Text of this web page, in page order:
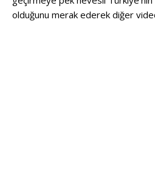
olduğunu merak ederek diğer